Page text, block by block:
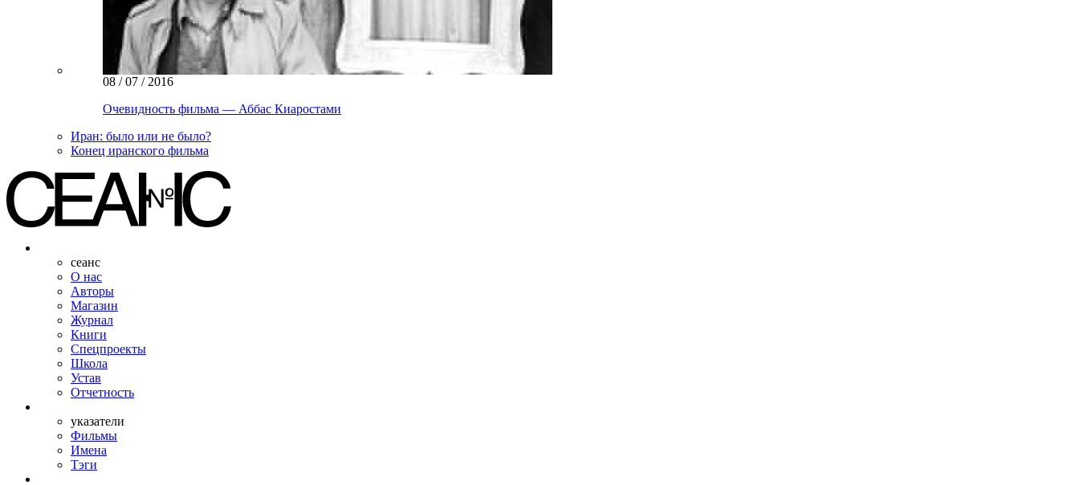
08 / 07 / 2016
Очевидность фильма — Аббас Киаростами
Иран: было или не было?
Конец иранского фильма
сеанс
О нас
Авторы
Магазин
Журнал
Книги
Спецпроекты
Школа
Устав
Отчетность
указатели
Фильмы
Имена
Тэги